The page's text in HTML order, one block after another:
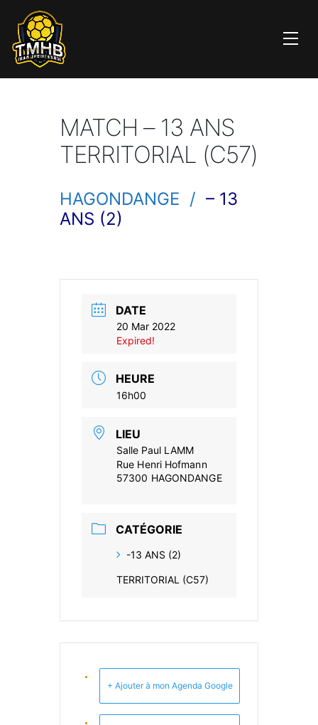
MATCH – 13 ANS
TERRITORIAL (C57)
HAGONDANGE / – 13
ANS (2)
DATE
20 Mar 2022
Expired!
HEURE
16h00
LIEU
Salle Paul LAMM
Rue Henri Hofmann
57300 HAGONDANGE
CATÉGORIE
-13 ANS (2)
TERRITORIAL (C57)
+ Ajouter à mon Agenda Google